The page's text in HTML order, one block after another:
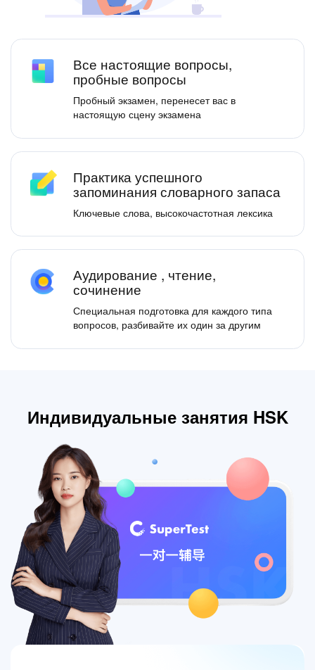
Все настоящие вопросы,
пробные вопросы
Пробный экзамен, перенесет вас в
настоящую сцену экзамена
Практика успешного
запоминания словарного запаса
Ключевые слова, высокочастотная лексика
Аудирование , чтение,
сочинение
Специальная подготовка для каждого типа
вопросов, разбивайте их один за другим
Индивидуальные занятия HSK